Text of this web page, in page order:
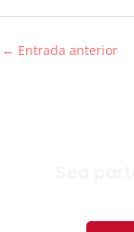
← Entrada anterior